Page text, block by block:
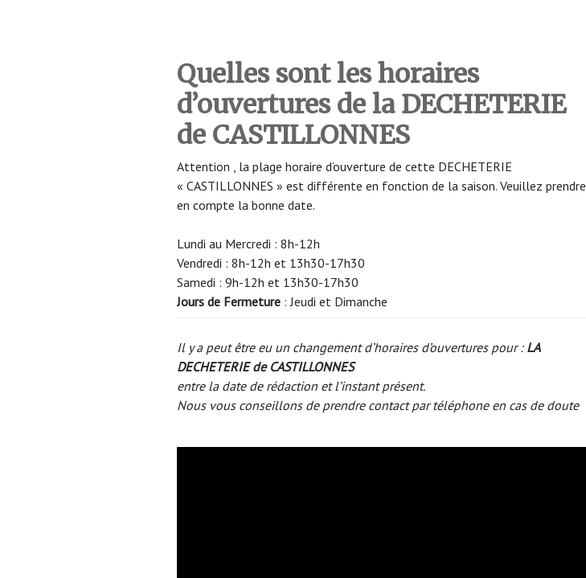
Quelles sont les horaires
d’ouvertures de la DECHETERIE
de CASTILLONNES
Attention , la plage horaire d’ouverture de cette DECHETERIE
« CASTILLONNES » est différente en fonction de la saison. Veuillez prendre
en compte la bonne date.
Lundi au Mercredi : 8h-12h
Vendredi : 8h-12h et 13h30-17h30
Samedi : 9h-12h et 13h30-17h30
Jours de Fermeture : Jeudi et Dimanche
Il y a peut être eu un changement d’horaires d’ouvertures pour : LA
DECHETERIE de CASTILLONNES
entre la date de rédaction et l’instant présent.
Nous vous conseillons de prendre contact par téléphone en cas de doute